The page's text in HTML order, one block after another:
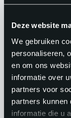
Deze website
We gebruiken
personaliseren,
en om ons
informatie over
partners voor
partners kunnen
informatie die u
systemen
druk en
beter
sterk en